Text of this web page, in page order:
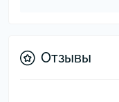
Отзывы